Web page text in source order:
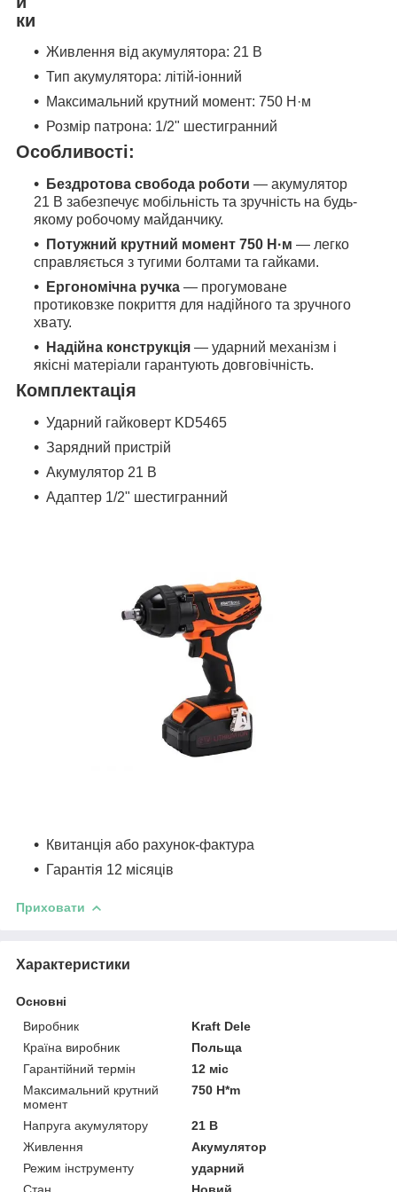
ки
Живлення від акумулятора: 21 В
Тип акумулятора: літій-іонний
Максимальний крутний момент: 750 Н·м
Розмір патрона: 1/2" шестигранний
Особливості:
Бездротова свобода роботи — акумулятор
21 В забезпечує мобільність та зручність на будь-
якому робочому майданчику.
Потужний крутний момент 750 Н·м — легко
справляється з тугими болтами та гайками.
Ергономічна ручка — прогумоване
протиковзке покриття для надійного та зручного
хвату.
Надійна конструкція — ударний механізм і
якісні матеріали гарантують довговічність.
Комплектація
Ударний гайковерт KD5465
Зарядний пристрій
Акумулятор 21 В
Адаптер 1/2" шестигранний
Квитанція або рахунок-фактура
Гарантія 12 місяців
Приховати
Характеристики
Основні
Виробник
Kraft Dele
Країна виробник
Польща
Гарантійний термін
12 міс
Максимальний крутний
момент
750 H*m
Напруга акумулятору
21 В
Живлення
Акумулятор
Режим інструменту
ударний